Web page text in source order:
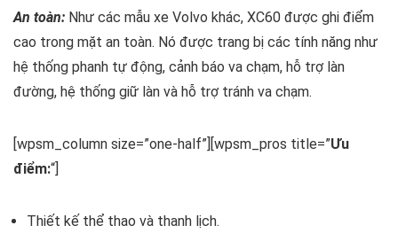
An toàn: Như các mẫu xe Volvo khác, XC60 được ghi điểm
cao trong mặt an toàn. Nó được trang bị các tính năng như
hệ thống phanh tự động, cảnh báo va chạm, hỗ trợ làn
đường, hệ thống giữ làn và hỗ trợ tránh va chạm.
[wpsm_column size=”one-half”][wpsm_pros title=”Ưu
điểm:“]
Thiết kế thể thao và thanh lịch.